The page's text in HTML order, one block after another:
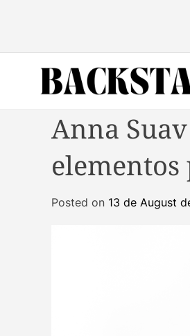
c
Anna
elementos
Posted on 13 de August